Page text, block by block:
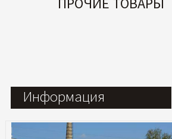
Информация